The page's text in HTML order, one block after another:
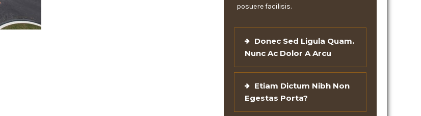
posuere facilisis.
Donec Sed Ligula Quam.
Nunc Ac Dolor A Arcu
Etiam Dictum Nibh Non
Egestas Porta?